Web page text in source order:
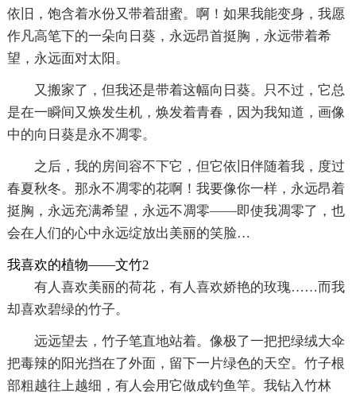
依旧，饱含着水份又带着甜蜜。啊！如果我能变身，我愿
作凡高笔下的一朵向日葵，永远昂首挺胸，永远带着希
望，永远面对太阳。
又搬家了，但我还是带着这幅向日葵。只不过，它总
是在一瞬间又焕发生机，焕发着青春，因为我知道，画像
中的向日葵是永不凋零。
之后，我的房间容不下它，但它依旧伴随着我，度过
春夏秋冬。那永不凋零的花啊！我要像你一样，永远昂着
挺胸，永远充满希望，永远不凋零——即使我凋零了，也
会在人们的心中永远绽放出美丽的笑脸…
我喜欢的植物——文竹2
有人喜欢美丽的荷花，有人喜欢娇艳的玫瑰……而我
却喜欢碧绿的竹子。
远远望去，竹子笔直地站着。像极了一把把绿绒大伞
把毒辣的阳光挡在了外面，留下一片绿色的天空。竹子根
部粗越往上越细，有人会用它做成钓鱼竿。我钻入竹林